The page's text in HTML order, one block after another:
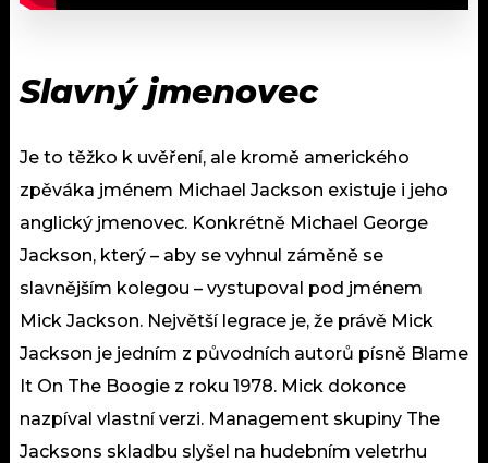
Slavný jmenovec
Je to těžko k uvěření, ale kromě amerického
zpěváka jménem Michael Jackson existuje i jeho
anglický jmenovec. Konkrétně Michael George
Jackson, který – aby se vyhnul záměně se
slavnějším kolegou – vystupoval pod jménem
Mick Jackson. Největší legrace je, že právě Mick
Jackson je jedním z původních autorů písně Blame
It On The Boogie z roku 1978. Mick dokonce
nazpíval vlastní verzi. Management skupiny The
Jacksons skladbu slyšel na hudebním veletrhu